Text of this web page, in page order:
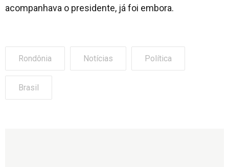
acompanhava o presidente, já foi embora.
Rondônia Notícias Política
Brasil